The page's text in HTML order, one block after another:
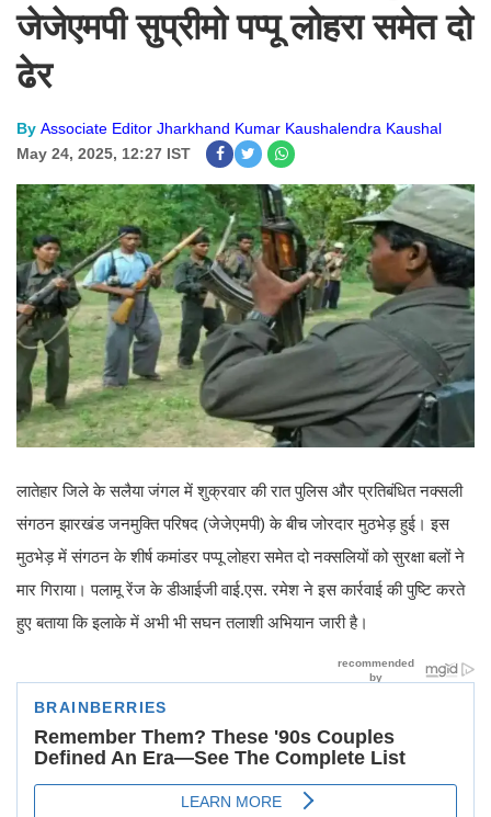
जेजेएमपी सुप्रीमो पप्पू लोहरा समेत दो
ढेर
By Associate Editor Jharkhand Kumar Kaushalendra Kaushal
May 24, 2025, 12:27 IST
लातेहार जिले के सलैया जंगल में शुक्रवार की रात पुलिस और प्रतिबंधित नक्सली
संगठन झारखंड जनमुक्ति परिषद (जेजेएमपी) के बीच जोरदार मुठभेड़ हुई। इस
मुठभेड़ में संगठन के शीर्ष कमांडर पप्पू लोहरा समेत दो नक्सलियों को सुरक्षा बलों ने
मार गिराया। पलामू रेंज के डीआईजी वाई.एस. रमेश ने इस कार्रवाई की पुष्टि करते
हुए बताया कि इलाके में अभी भी सघन तलाशी अभियान जारी है।